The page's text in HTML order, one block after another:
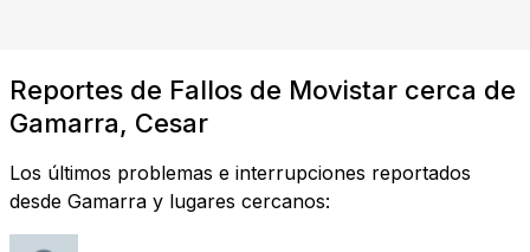
Reportes de Fallos de Movistar cerca de
Gamarra, Cesar
Los últimos problemas e interrupciones reportados
desde Gamarra y lugares cercanos: